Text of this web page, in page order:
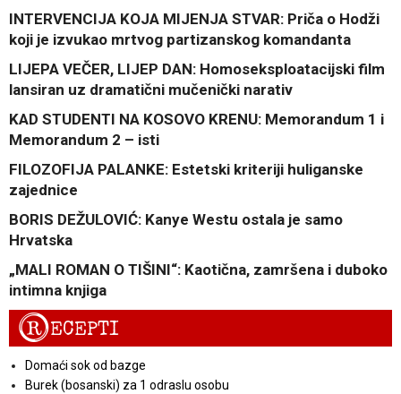
INTERVENCIJA KOJA MIJENJA STVAR: Priča o Hodži
koji je izvukao mrtvog partizanskog komandanta
LIJEPA VEČER, LIJEP DAN: Homoseksploatacijski film
lansiran uz dramatični mučenički narativ
KAD STUDENTI NA KOSOVO KRENU: Memorandum 1 i
Memorandum 2 – isti
FILOZOFIJA PALANKE: Estetski kriteriji huliganske
zajednice
BORIS DEŽULOVIĆ: Kanye Westu ostala je samo
Hrvatska
„MALI ROMAN O TIŠINI“: Kaotična, zamršena i duboko
intimna knjiga
RECEPTI
Domaći sok od bazge
Burek (bosanski) za 1 odraslu osobu